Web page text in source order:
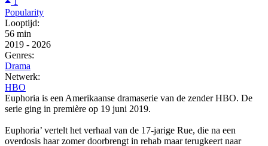
Popularity
Looptijd:
56 min
2019 - 2026
Genres:
Drama
Netwerk:
HBO
Euphoria is een Amerikaanse dramaserie van de zender HBO. De
serie ging in première op 19 juni 2019.
Euphoria’ vertelt het verhaal van de 17-jarige Rue, die na een
overdosis haar zomer doorbrengt in rehab maar terugkeert naar